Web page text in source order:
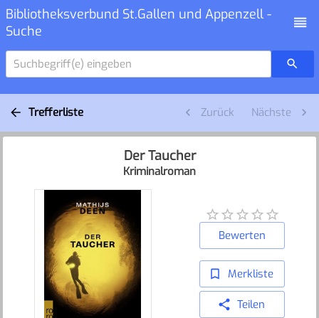
Bibliotheksverbund St.Gallen und Appenzell -
Suche
Suchbegriff(e) eingeben
Trefferliste Zurück Nächste
Der Taucher
Kriminalroman
Bewerten
Merkliste
Teilen